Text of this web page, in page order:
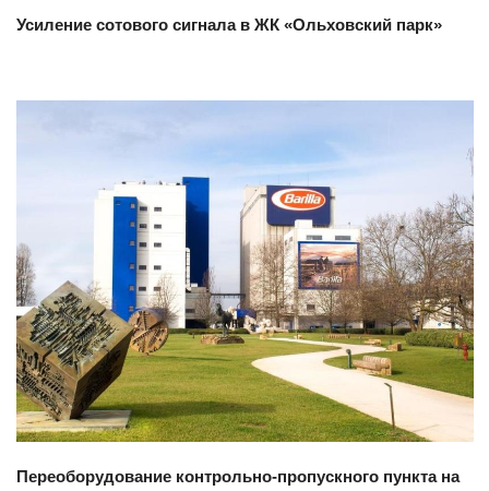
Усиление сотового сигнала в ЖК «Ольховский парк»
Смотреть проект
Переоборудование контрольно-пропускного пункта на